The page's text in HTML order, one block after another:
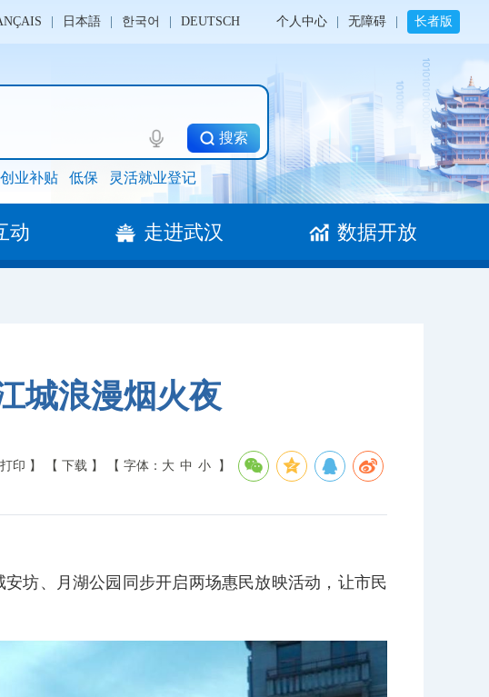
日本語 한국어 DEUTSCH 个人中心 无障碍 长者版
搜索
创业补贴 低保 灵活就业登记
动 走进武汉 数据开放
城浪漫烟火夜
打印 】 【 下载 】 【 字体： 大 中 小 】
坊、月湖公园同步开启两场惠民放映活动，让市民